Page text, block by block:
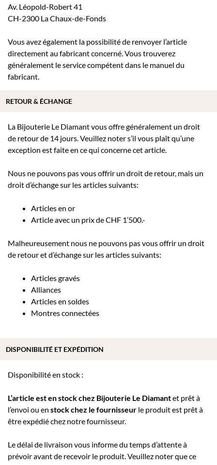
Av. Léopold-Robert 41
CH-2300 La Chaux-de-Fonds
Vous avez également la possibilité de renvoyer l’article
directement au fabricant concerné. Vous trouverez
généralement le service compétent dans le manuel du
fabricant.
La Bijouterie Le Diamant vous offre généralement un droit
de retour de 14 jours. Veuillez noter s’il vous plaît qu’une
exception est faite en ce qui concerne cet article.
Nous ne pouvons pas vous offrir un droit de retour, mais un
droit d’échange sur les articles suivants:
Articles en or
Article avec un prix de CHF 1’500.-
Malheureusement nous ne pouvons pas vous offrir un droit
de retour et d’échange sur les articles suivants:
Articles gravés
Alliances
Articles en soldes
Montres connectées
Disponibilité en stock :
L’article est en stock chez Bijouterie Le Diamantet prêt à
l’envoi ou en stock chez le fournisseur le produit est prêt à
être expédié chez notre fournisseur.
Le délai de livraison vous informe du temps d’attente à
prévoir avant de recevoir le produit. Veuillez noter que ce
RETOUR & ÉCHANGE
DISPONIBILITÉ ET EXPÉDITION